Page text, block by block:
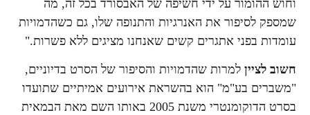
וחוש ההומור על ידי חשיפה של האבסורד בכל זה, מה
שמספק לסיפור את האנרגיות והתנופה שלו, גם כשהדמויות
עומדות בפני אתגרים קשים שאנחנו מציגים ללא פשרות."
חשוב לציין למרות שהדמויות והסיפור של הסרט בדיוניים,
"משברים בע"מ" הוא בהשראת אירועים אמיתיים שתועדו
בסרט הדוקומנטרי משנת 2005 באותו השם מאת הבמאית